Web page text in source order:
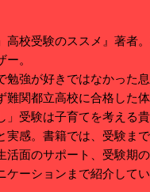
高校受験のススメ』著者
。
勉強が好きではなかった
難関都立高校に合格した
」受験は子育てを考える
実感。書籍では、受験ま
活面のサポート、受験期
ケーションまで紹介してい